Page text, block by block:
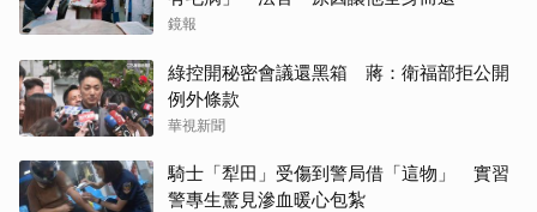
鏡報
綠控開秘密會議還黑箱 蔣：衛福部拒公開
例外條款
華視新聞
騎士「犁田」受傷到警局借「這物」 實習
警專生驚見滲血暖心包紮